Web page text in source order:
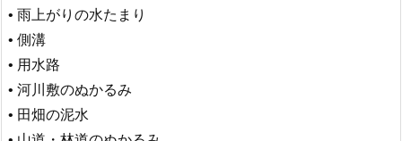
• 雨上がりの水たまり
• 側溝
• 用水路
• 河川敷のぬかるみ
• 田畑の泥水